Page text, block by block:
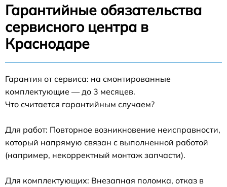
Гарантийные обязательства
сервисного центра в
Краснодаре
Гарантия от сервиса: на смонтированные
комплектующие — до 3 месяцев.
Что считается гарантийным случаем?
Для работ: Повторное возникновение неисправности,
который напрямую связан с выполненной работой
(например, некорректный монтаж запчасти).
Для комплектующих: Внезапная поломка, отказ в